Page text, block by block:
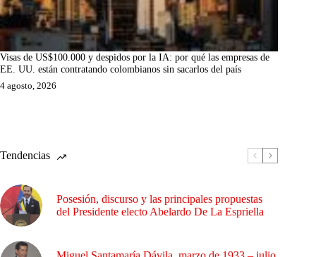
Visas de US$100.000 y despidos por la IA: por qué las empresas de
EE. UU. están contratando colombianos sin sacarlos del país
4 agosto, 2026
Tendencias
Posesión, discurso y las principales propuestas
del Presidente electo Abelardo De La Espriella